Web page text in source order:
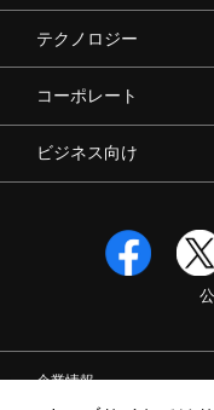
卓球
ソフトボール
柔道
ウィンター
テクノロジー
コーポレート
ビジネス向け
企業情報